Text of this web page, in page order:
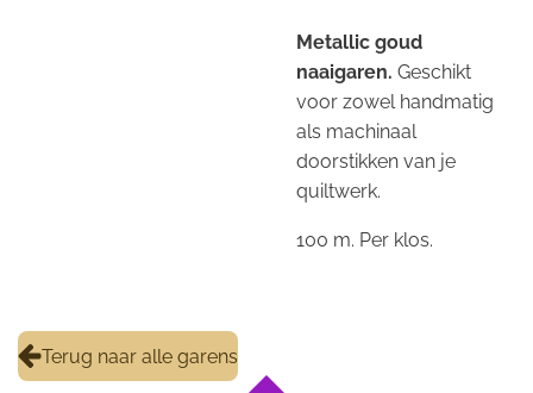
Metallic goud
naaigaren. Geschikt
voor zowel handmatig
als machinaal
doorstikken van je
quiltwerk.
100 m. Per klos.
Terug naar alle garens